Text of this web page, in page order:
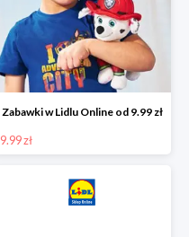
Zabawki w Lidlu Online od 9.99 zł
9.99 zł